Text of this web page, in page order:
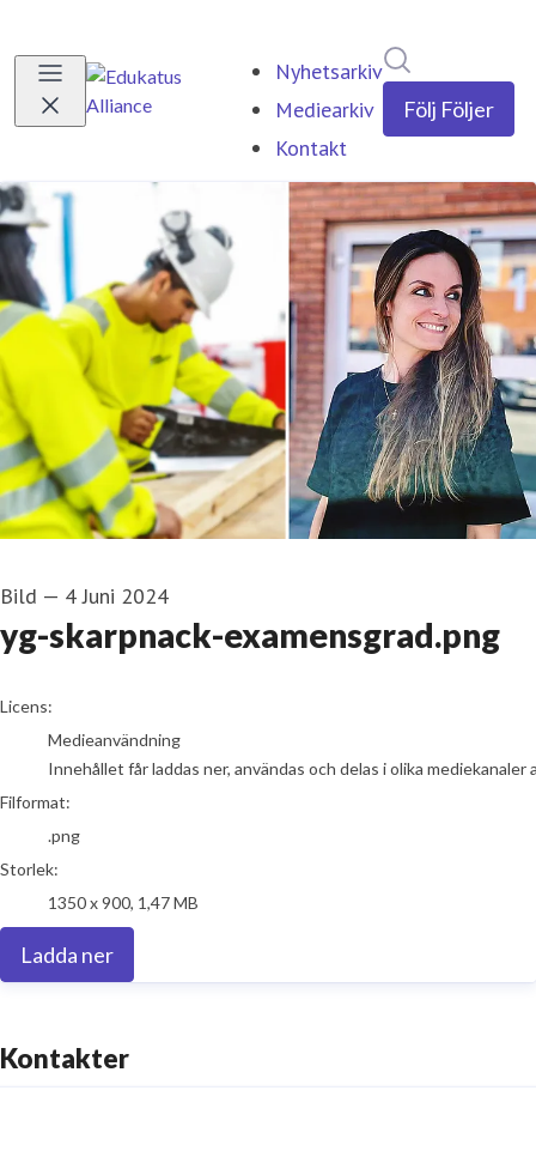
Nyhetsarkiv
Mediearkiv
Kontakt
Följ Följer
Bild — 4 Juni 2024
yg-skarpnack-examensgrad.png
go to media item
Licens:
Medieanvändning
Innehållet får laddas ner, användas och delas i olika
Filformat:
.png
Storlek:
1350 x 900, 1,47 MB
Ladda ner
Kontakter